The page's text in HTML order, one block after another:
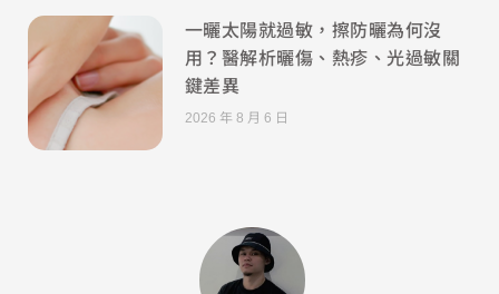
一曬太陽就過敏，擦防曬為何沒
用？醫解析曬傷、熱疹、光過敏關
鍵差異
2026 年 8 月 6 日